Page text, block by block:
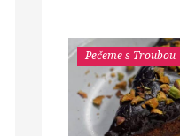
Pečeme s Troubou